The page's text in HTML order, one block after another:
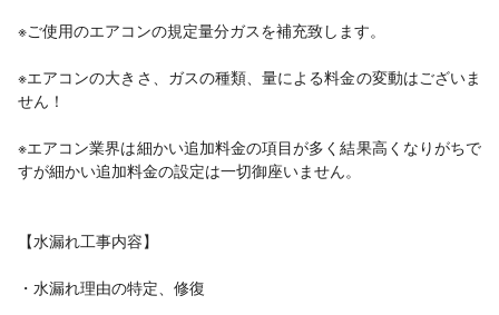
※ご使用のエアコンの規定量分ガスを補充致します。
※エアコンの大きさ、ガスの種類、量による料金の変動はございま
せん！
※エアコン業界は細かい追加料金の項目が多く結果高くなりがちで
すが細かい追加料金の設定は一切御座いません。
【水漏れ工事内容】
・水漏れ理由の特定、修復